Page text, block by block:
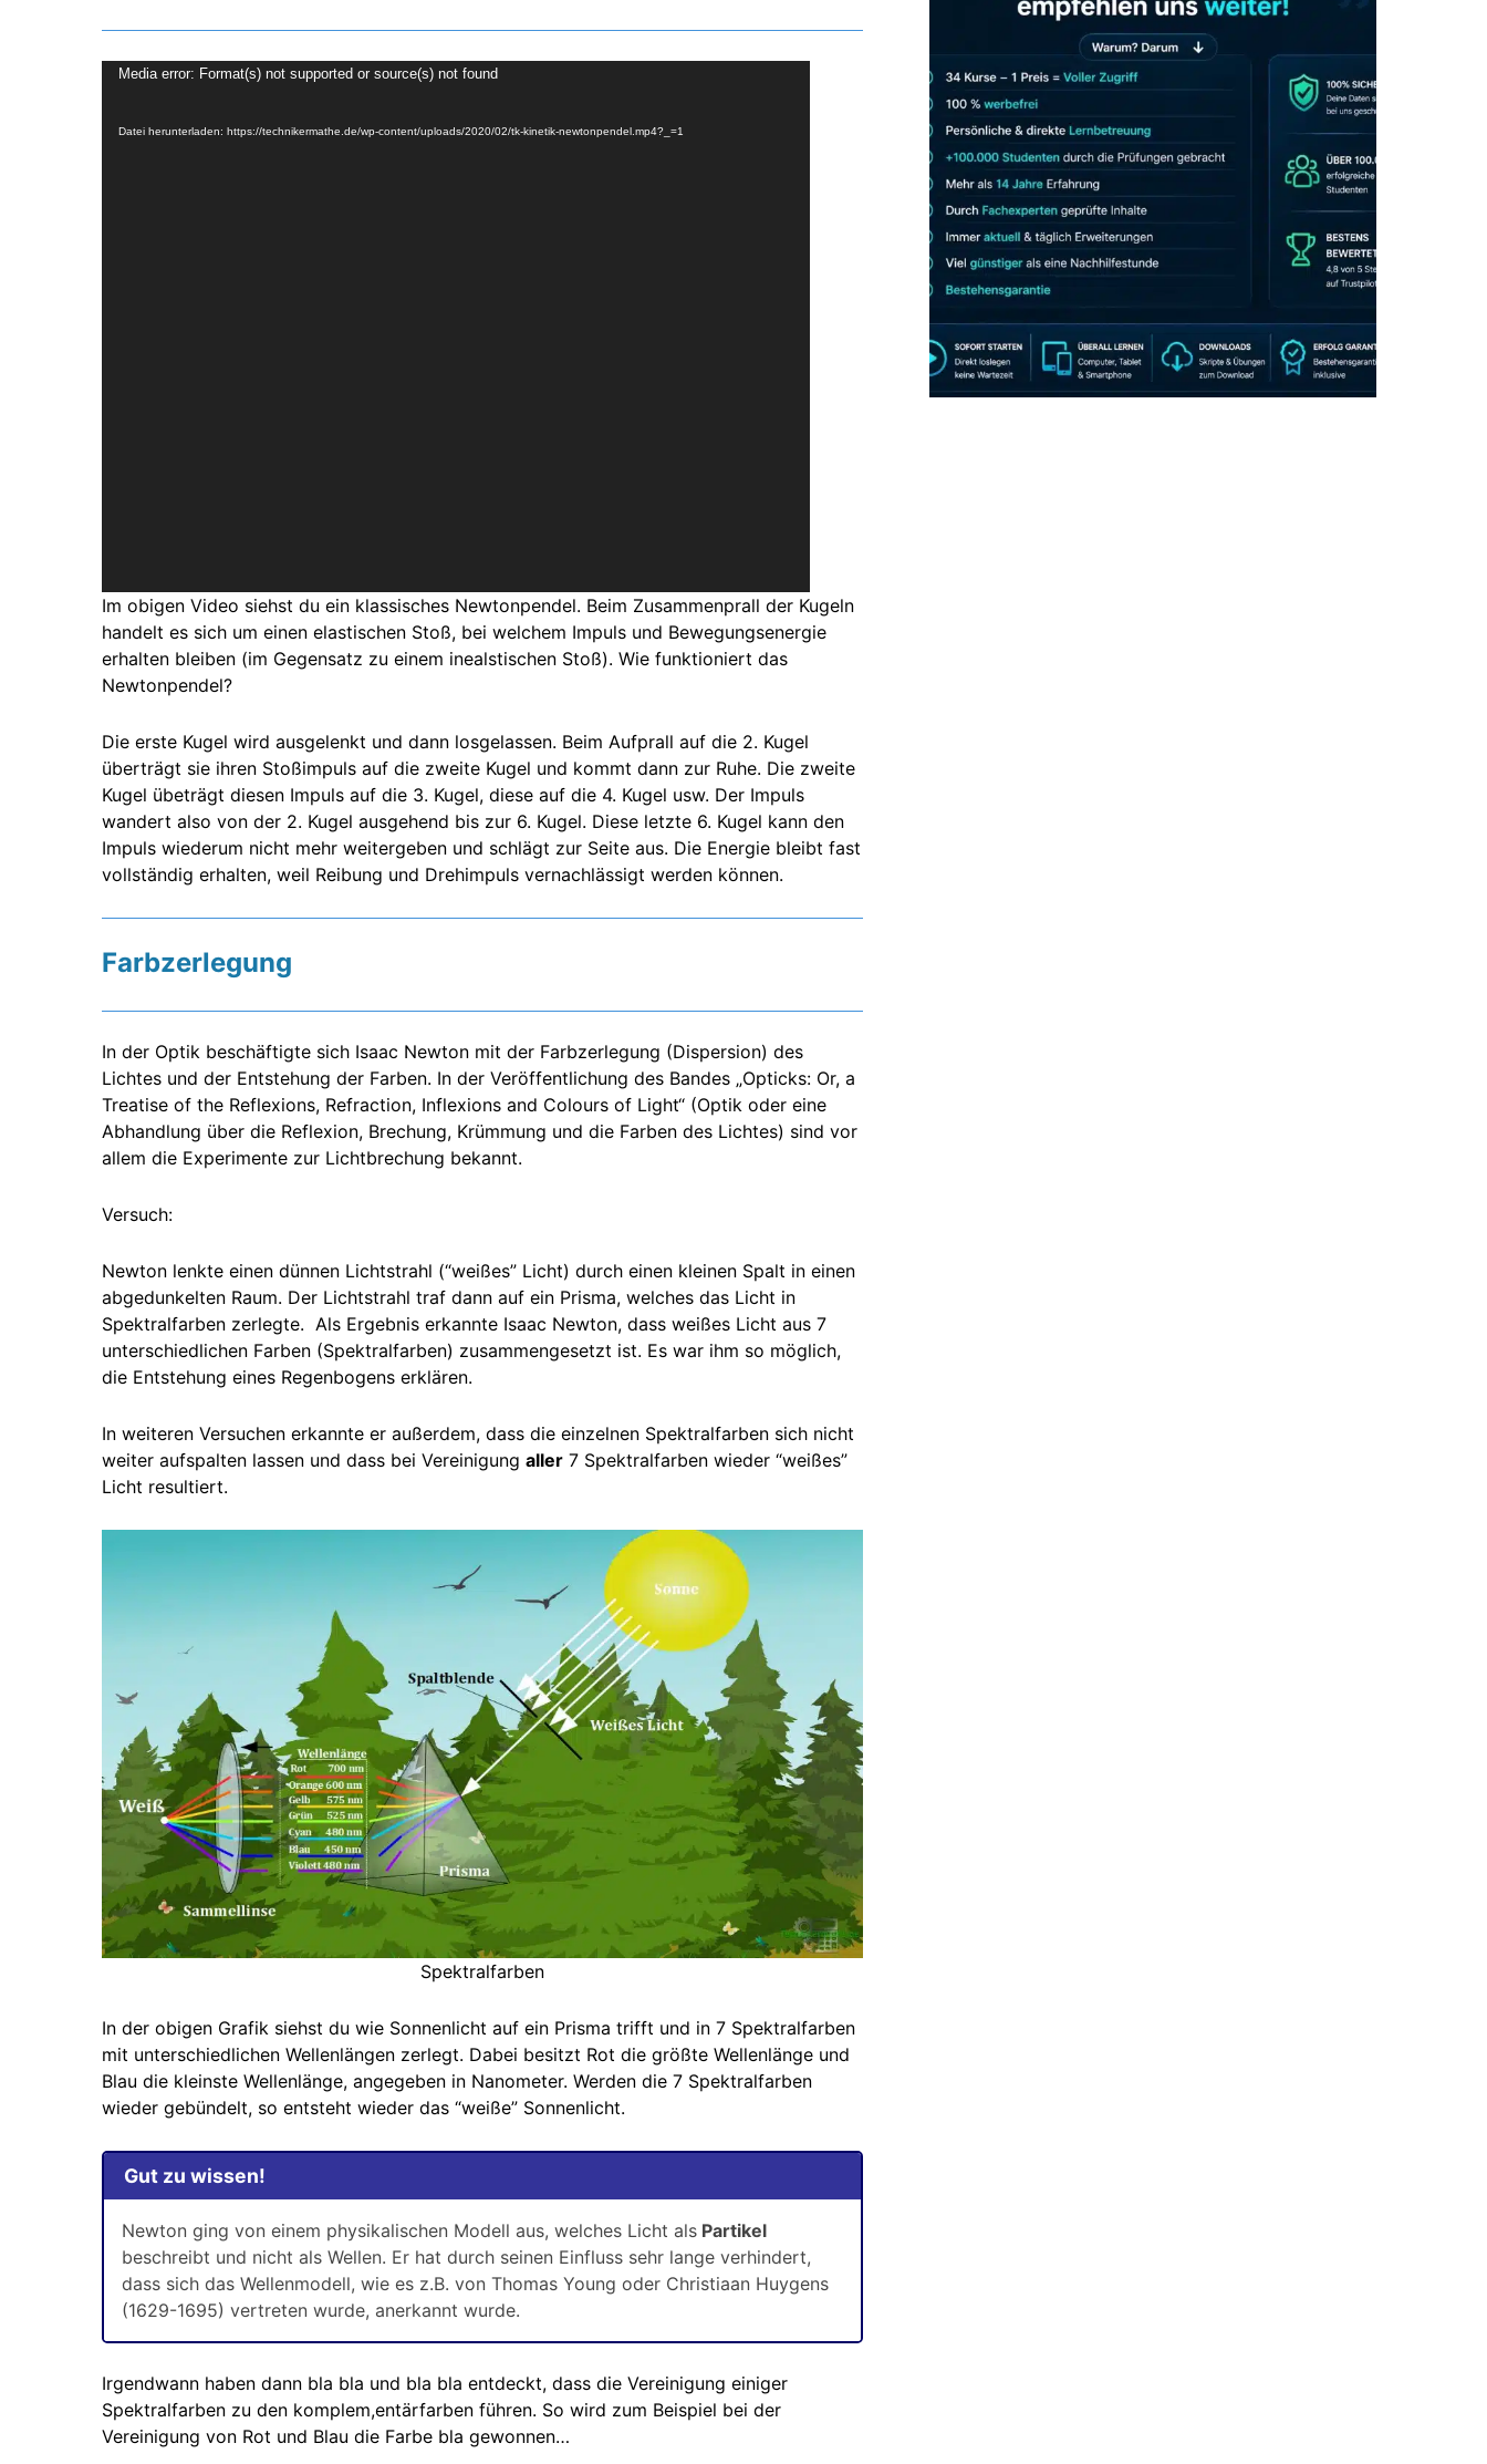
Video-
Media error: Format(s) not supported or source(s) not found
Datei herunterladen: https://technikermathe.de/wp-content/uploads/2020/02/tk-kinetik-newtonpendel.mp4?_=1
Im obigen Video siehst du ein klassisches Newtonpendel. Beim Zusammenprall der Kugeln
handelt es sich um einen elastischen Stoß, bei welchem Impuls und Bewegungsenergie
erhalten bleiben (im Gegensatz zu einem inealstischen Stoß). Wie funktioniert das
Newtonpendel?
Die erste Kugel wird ausgelenkt und dann losgelassen. Beim Aufprall auf die 2. Kugel
überträgt sie ihren Stoßimpuls auf die zweite Kugel und kommt dann zur Ruhe. Die zweite
Kugel übeträgt diesen Impuls auf die 3. Kugel, diese auf die 4. Kugel usw. Der Impuls
wandert also von der 2. Kugel ausgehend bis zur 6. Kugel. Diese letzte 6. Kugel kann den
Impuls wiederum nicht mehr weitergeben und schlägt zur Seite aus. Die Energie bleibt fast
vollständig erhalten, weil Reibung und Drehimpuls vernachlässigt werden können.
Farbzerlegung
In der Optik beschäftigte sich Isaac Newton mit der Farbzerlegung (Dispersion) des
Lichtes und der Entstehung der Farben. In der Veröffentlichung des Bandes „Opticks: Or, a
Treatise of the Reflexions, Refraction, Inflexions and Colours of Light“ (Optik oder eine
Abhandlung über die Reflexion, Brechung, Krümmung und die Farben des Lichtes) sind vor
allem die Experimente zur Lichtbrechung bekannt.
Versuch:
Newton lenkte einen dünnen Lichtstrahl (“weißes” Licht) durch einen kleinen Spalt in einen
abgedunkelten Raum. Der Lichtstrahl traf dann auf ein Prisma, welches das Licht in
Spektralfarben zerlegte. Als Ergebnis erkannte Isaac Newton, dass weißes Licht aus 7
unterschiedlichen Farben (Spektralfarben) zusammengesetzt ist. Es war ihm so möglich,
die Entstehung eines Regenbogens erklären.
In weiteren Versuchen erkannte er außerdem, dass die einzelnen Spektralfarben sich nicht
weiter aufspalten lassen und dass bei Vereinigung aller 7 Spektralfarben wieder “weißes”
Licht resultiert.
Spektralfarben
In der obigen Grafik siehst du wie Sonnenlicht auf ein Prisma trifft und in 7 Spektralfarben
mit unterschiedlichen Wellenlängen zerlegt. Dabei besitzt Rot die größte Wellenlänge und
Blau die kleinste Wellenlänge, angegeben in Nanometer. Werden die 7 Spektralfarben
wieder gebündelt, so entsteht wieder das “weiße” Sonnenlicht.
Gut zu wissen!
Newton ging von einem physikalischen Modell aus, welches Licht als Partikel
beschreibt und nicht als Wellen. Er hat durch seinen Einfluss sehr lange verhindert,
dass sich das Wellenmodell, wie es z.B. von Thomas Young oder Christiaan Huygens
(1629-1695) vertreten wurde, anerkannt wurde.
Irgendwann haben dann bla bla und bla bla entdeckt, dass die Vereinigung einiger
Spektralfarben zu den komplem,entärfarben führen. So wird zum Beispiel bei der
Vereinigung von Rot und Blau die Farbe bla gewonnen…
LERNEN